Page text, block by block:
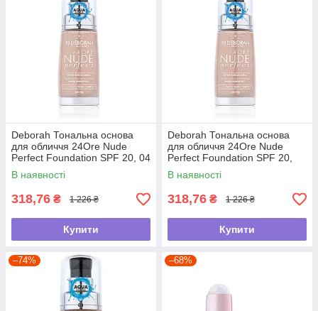
Deborah Тональна основа
для обличчя 24Ore Nude
Perfect Foundation SPF 20, 04
Apricot, 30 мл
В наявності
318,76 ₴ 1 226 ₴
Купити
Deborah Тональна основа
для обличчя 24Ore Nude
Perfect Foundation SPF 20,
05 Amber, 30 мл
В наявності
318,76 ₴ 1 226 ₴
Купити
–74% –68%